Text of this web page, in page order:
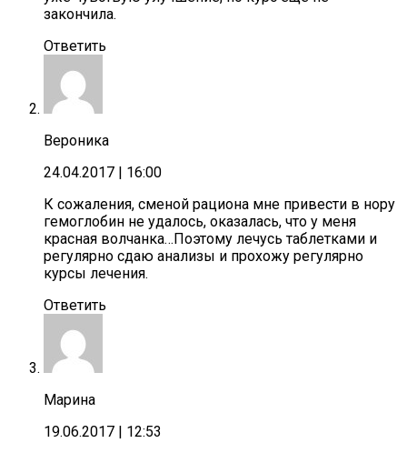
закончила.
Ответить
Вероника
24.04.2017 | 16:00
К сожаления, сменой рациона мне привести в нору
гемоглобин не удалось, оказалась, что у меня
красная волчанка…Поэтому лечусь таблетками и
регулярно сдаю анализы и прохожу регулярно
курсы лечения.
Ответить
Марина
19.06.2017 | 12:53